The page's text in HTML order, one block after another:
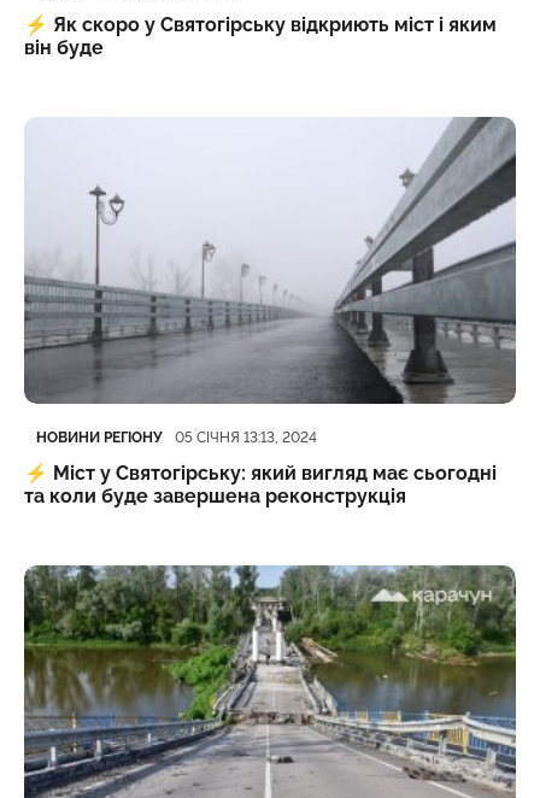
⚡️ Як скоро у Святогірську відкриють міст і яким
він буде
Категорія
НОВИНИ РЕГІОНУ
Дата публікації 05 СІЧНЯ 13:13, 2024
⚡️ Міст у Святогірську: який вигляд має сьогодні
та коли буде завершена реконструкція